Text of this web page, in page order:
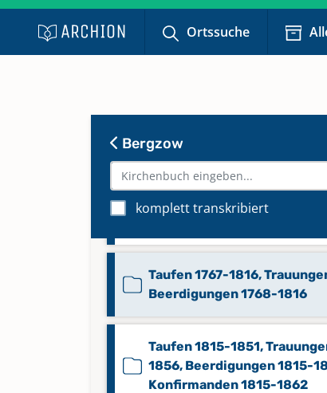
Ortssuche
Bergzow
komplett transkribiert
Namenverzeichnis-
Keine verfügbaren Digitalisate
Taufen 1679-1754,
Taufen 1767-1816,
Beerdigungen 1768-1816
Taufen 1815-1851,
1856, Beerdigungen 1815-
Konfirmanden 1815-1862